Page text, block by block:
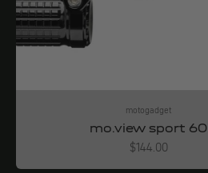
motogadget
mo.view sport 60
Angebot
$144.00